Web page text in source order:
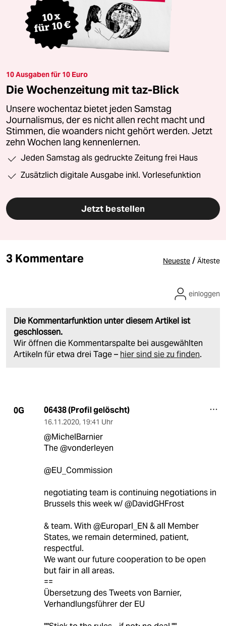
10 Ausgaben für 10 Euro
Die Wochenzeitung mit taz-Blick
Unsere wochentaz bietet jeden Samstag
Journalismus, der es nicht allen recht macht und
Stimmen, die woanders nicht gehört werden. Jetzt
zehn Wochen lang kennenlernen.
Jeden Samstag als gedruckte Zeitung frei Haus
Zusätzlich digitale Ausgabe inkl. Vorlesefunktion
Jetzt bestellen
3 Kommentare Neueste / Älteste
Die Kommentarfunktion unter diesem Artikel ist
geschlossen.
Wir öffnen die Kommentarspalte bei ausgewählten
Artikeln für etwa drei Tage – hier sind sie zu finden.
einloggen
0G 06438 (Profil gelöscht)
16.11.2020, 19:41 Uhr
@MichelBarnier
The @vonderleyen
@EU_Commission
negotiating team is continuing negotiations in
Brussels this week w/ @DavidGHFrost
& team. With @Europarl_EN & all Member
States, we remain determined, patient,
respectful.
We want our future cooperation to be open
but fair in all areas.
==
Übersetzung des Tweets von Barnier,
Verhandlungsführer der EU